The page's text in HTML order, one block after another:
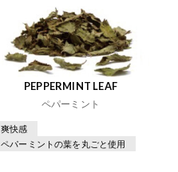
PEPPERMINT LEAF
ペパーミント
爽快感
ペパーミントの葉を丸ごと使用